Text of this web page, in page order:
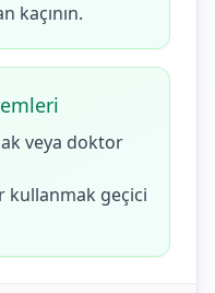
kaçının.
veya doktor
geçici